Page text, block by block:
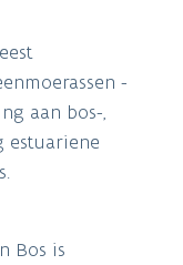
-
aan bos-,
estuariene
Bos is